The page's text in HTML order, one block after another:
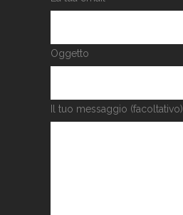
Oggetto
Il tuo messaggio (facoltativo)